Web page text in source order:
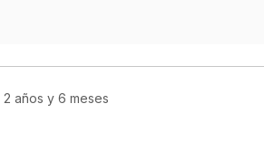
2 años y 6 meses